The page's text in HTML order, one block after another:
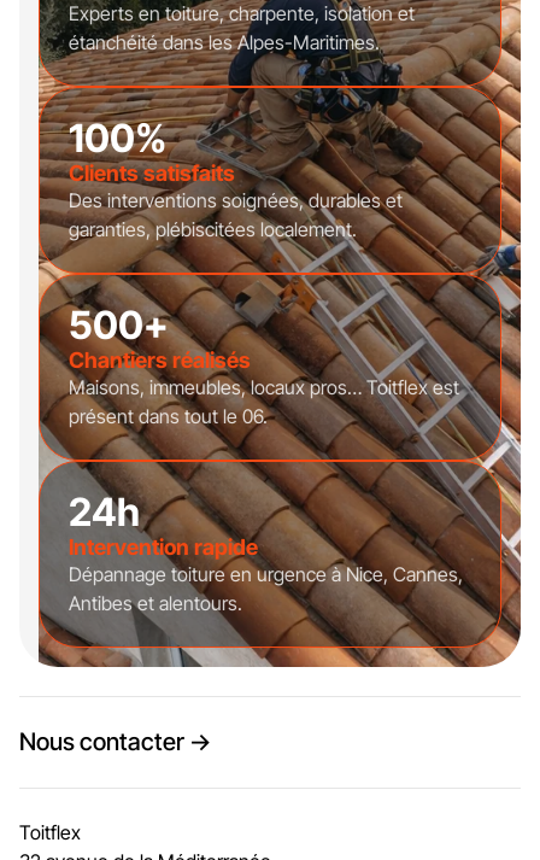
Experts en toiture, charpente, isolation et
étanchéité dans les Alpes-Maritimes.
100%
Clients satisfaits
Des interventions soignées, durables et
garanties, plébiscitées localement.
500+
Chantiers réalisés
Maisons, immeubles, locaux pros… Toitflex est
présent dans tout le 06.
24h
Intervention rapide
Dépannage toiture en urgence à Nice, Cannes,
Antibes et alentours.
Nous contacter →
Toitflex